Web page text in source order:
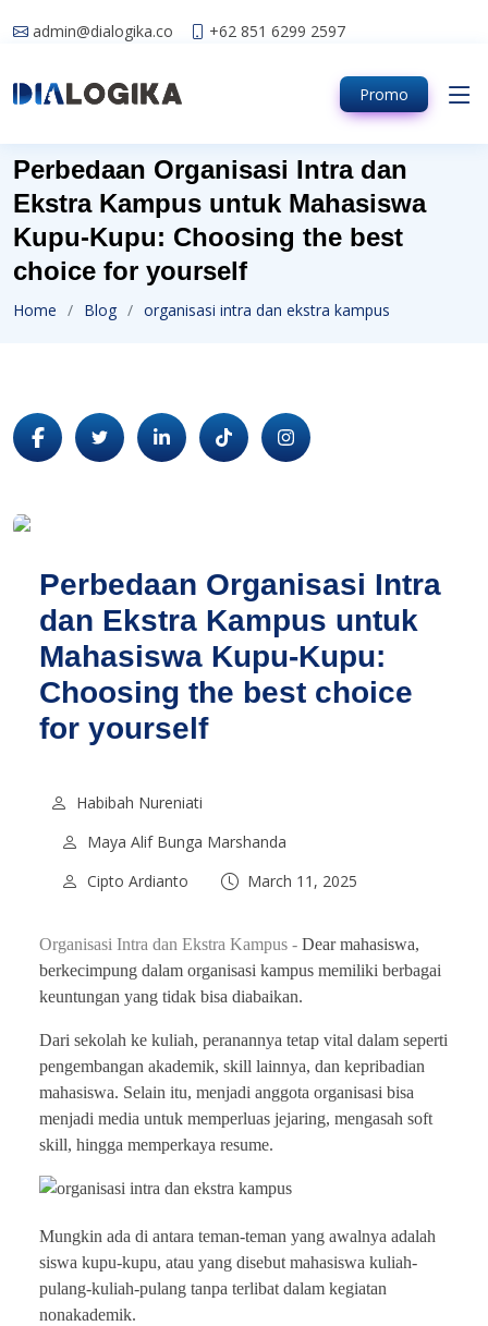
admin@dialogika.co +62 851 6299 2597
Promo
Perbedaan Organisasi Intra dan
Ekstra Kampus untuk Mahasiswa
Kupu-Kupu: Choosing the best
choice for yourself
Home Blog organisasi intra dan ekstra kampus
Perbedaan Organisasi Intra
dan Ekstra Kampus untuk
Mahasiswa Kupu-Kupu:
Choosing the best choice
for yourself
Habibah Nureniati
Maya Alif Bunga Marshanda
Cipto Ardianto
March 11, 2025
Organisasi Intra dan Ekstra Kampus - Dear mahasiswa,
berkecimpung dalam organisasi kampus memiliki berbagai
keuntungan yang tidak bisa diabaikan.
Dari sekolah ke kuliah, peranannya tetap vital dalam seperti
pengembangan akademik, skill lainnya, dan kepribadian
mahasiswa. Selain itu, menjadi anggota organisasi bisa
menjadi media untuk memperluas jejaring, mengasah soft
skill, hingga memperkaya resume.
Mungkin ada di antara teman-teman yang awalnya adalah
siswa kupu-kupu, atau yang disebut mahasiswa kuliah-
pulang-kuliah-pulang tanpa terlibat dalam kegiatan
nonakademik.